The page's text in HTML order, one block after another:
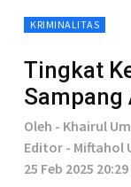
KRIMINALITAS
Tingkat
Oleh - Khairul
Editor - Miftahol
25 Feb 2025 20:29